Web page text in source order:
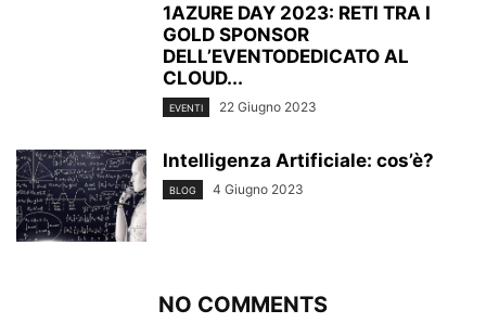
1AZURE DAY 2023: RETI TRA I
GOLD SPONSOR
DELL’EVENTODEDICATO AL
CLOUD...
EVENTI 22 Giugno 2023
Intelligenza Artificiale: cos’è?
BLOG 4 Giugno 2023
NO COMMENTS